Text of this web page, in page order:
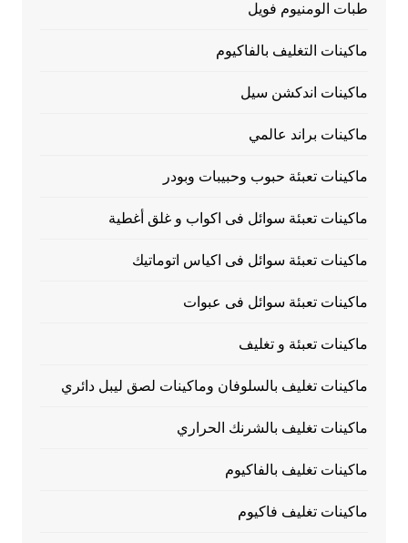
طبات الومنيوم فويل
ماكينات التغليف بالفاكيوم
ماكينات اندكشن سيل
ماكينات براند عالمي
ماكينات تعبئة حبوب وحبيبات وبودر
ماكينات تعبئة سوائل فى اكواب و غلق أغطية
ماكينات تعبئة سوائل فى اكياس اتوماتيك
ماكينات تعبئة سوائل فى عبوات
ماكينات تعبئة و تغليف
ماكينات تغليف بالسلوفان وماكينات لصق ليبل دائري
ماكينات تغليف بالشرنك الحراري
ماكينات تغليف بالفاكيوم
ماكينات تغليف فاكيوم